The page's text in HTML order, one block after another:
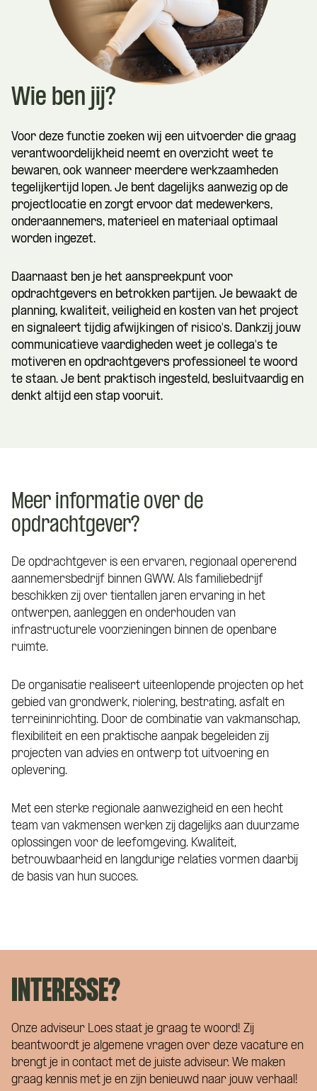
Wie ben jij?
Voor deze functie zoeken wij een uitvoerder die graag
verantwoordelijkheid neemt en overzicht weet te
bewaren, ook wanneer meerdere werkzaamheden
tegelijkertijd lopen. Je bent dagelijks aanwezig op de
projectlocatie en zorgt ervoor dat medewerkers,
onderaannemers, materieel en materiaal optimaal
worden ingezet.
Daarnaast ben je het aanspreekpunt voor
opdrachtgevers en betrokken partijen. Je bewaakt de
planning, kwaliteit, veiligheid en kosten van het project
en signaleert tijdig afwijkingen of risico's. Dankzij jouw
communicatieve vaardigheden weet je collega's te
motiveren en opdrachtgevers professioneel te woord
te staan. Je bent praktisch ingesteld, besluitvaardig en
denkt altijd een stap vooruit.
Meer informatie over de
opdrachtgever?
De opdrachtgever is een ervaren, regionaal opererend
aannemersbedrijf binnen GWW. Als familiebedrijf
beschikken zij over tientallen jaren ervaring in het
ontwerpen, aanleggen en onderhouden van
infrastructurele voorzieningen binnen de openbare
ruimte.
De organisatie realiseert uiteenlopende projecten op het
gebied van grondwerk, riolering, bestrating, asfalt en
terreininrichting. Door de combinatie van vakmanschap,
flexibiliteit en een praktische aanpak begeleiden zij
projecten van advies en ontwerp tot uitvoering en
oplevering.
Met een sterke regionale aanwezigheid en een hecht
team van vakmensen werken zij dagelijks aan duurzame
oplossingen voor de leefomgeving. Kwaliteit,
betrouwbaarheid en langdurige relaties vormen daarbij
de basis van hun succes.
INTERESSE?
Onze adviseur Loes staat je graag te woord! Zij
beantwoordt je algemene vragen over deze vacature en
brengt je in contact met de juiste adviseur. We maken
graag kennis met je en zijn benieuwd naar jouw verhaal!